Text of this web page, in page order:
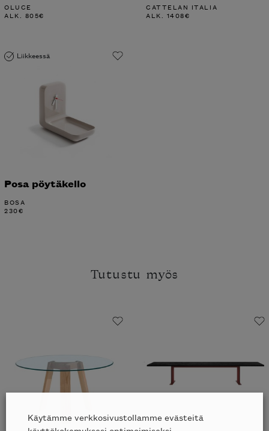
OLUCE
ALK. 805€
CATTELAN ITALIA
ALK. 1408€
Liikkeessä
Posa pöytäkello
BOSA
230€
Tutustu myös
Käytämme verkkosivustollamme evästeitä